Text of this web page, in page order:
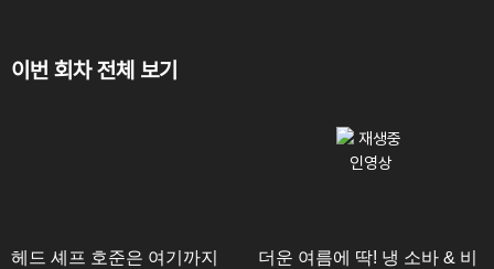
이번 회차 전체 보기
헤드 셰프 호준은 여기까지
더운 여름에 딱! 냉 소바 & 비